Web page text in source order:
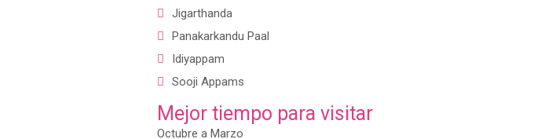
Jigarthanda
Panakarkandu Paal
Idiyappam
Sooji Appams
Mejor tiempo para visitar
Octubre a Marzo